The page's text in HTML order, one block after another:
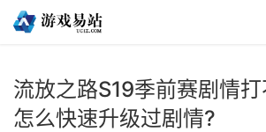
流放之路S19季前赛剧情
怎么快速升级过剧情?